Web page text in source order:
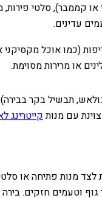
קממבר), סלטי
עדינים.
(כמו אוכל
תבשיל בקר
עם מנותקייטרינג
לצד מנות פתיחה או
וטעמים חזקים.